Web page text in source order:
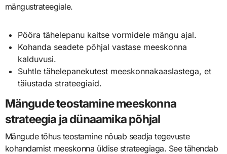
mängustrateegiale.
Pööra tähelepanu kaitse vormidele mängu ajal.
Kohanda seadete põhjal vastase meeskonna
kalduvusi.
Suhtle tähelepanekutest meeskonnakaaslastega, et
täiustada strateegiaid.
Mängude teostamine meeskonna
strateegia ja dünaamika põhjal
Mängude tõhus teostamine nõuab seadja tegevuste
kohandamist meeskonna üldise strateegiaga. See tähendab